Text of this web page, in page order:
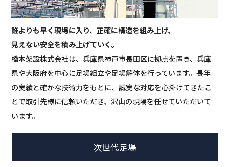
誰よりも早く現場に入り、正確に構造を組み上げ、
見えない安全を積み上げていく。
橋本架設株式会社は、兵庫県神戸市長田区に拠点を置き、兵庫
県や大阪府を中心に足場組立や足場解体を行っています。長年
の実績と確かな技術力をもとに、誠実な対応を心掛けてきたこ
とで取引先様に信頼いただき、沢山の現場を任せていただいて
います。
次世代足場